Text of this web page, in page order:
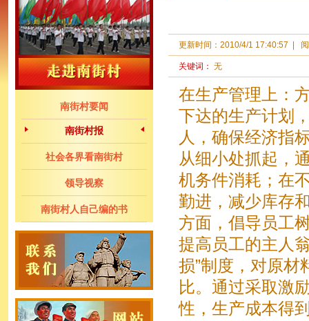
南街村要闻
南街村报
社会各界看南街村
领导视察
南街村人自己编的书
更新时间： 2010/4/1 17:40:57
关键词： 无
在生产管理上：
下达的生产计划
人，确保经济指
从细小处抓起，
机务件消耗；在
勤进，减少库存
方面，倡导员工
提高员工的主人
损”制度，对原材
比。通过采取激
性，生产成本得